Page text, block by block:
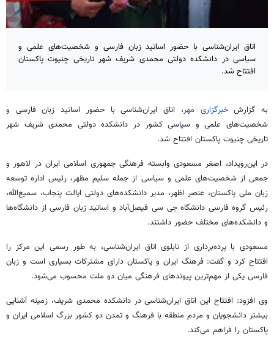
اتاق ایران‌شناسی با حضور اساتید زبان فارسی و شخصیت‌های علمی و
سیاسی در دانشکده دولتی محمدی شریف شهر تاریخی چنیوت پاکستان
افتتاح شد.
به گزارشخبرگزاری مهر، اتاق ایران‌شناسی با حضور اساتید زبان فارسی و
شخصیت‌های علمی و سیاسی کشور در دانشکده دولتی محمدی شریف شهر
تاریخی چنیوت پاکستان افتتاح شد.
در این‌رویداد، اصغر مسعودی وابسته فرهنگی جمهوری اسلامی ایران در لاهور و
جمعی از شخصیت‌های علمی و سیاسی از جمله سلیم مظهر، رئیس اداره توسعه
زبان ملی پاکستان، عنصر اظهر، مدیر دانشکده‌های دولتی ایالت پنجاب، سمیع‌الله،
رئیس گروه فارسی دانشگاه جی سی فیصل‌آباد و اساتید زبان فارسی از دانشگاه‌ها
و دانشکده‌های مختلف حضور داشتند.
مسعودی با پرده‌برداری از تابلوی اتاق ایران‌شناسی، به طور رسمی این مرکز را
افتتاح کرد و گفت: فرهنگ ایران و پاکستان دارای مشترکات بسیاری است و زبان
فارسی یکی از مهم‌ترین پیوندهای فرهنگی میان دو ملت محسوب می‌شود.
وی افزود: افتتاح این اتاق ایران‌شناسی در دانشکده محمدی شریف، زمینه آشنایی
بیشتر دانشجویان و مردم منطقه با فرهنگ و تمدن دو کشور بزرگ اسلامی ایران و
پاکستان را فراهم می‌کند.